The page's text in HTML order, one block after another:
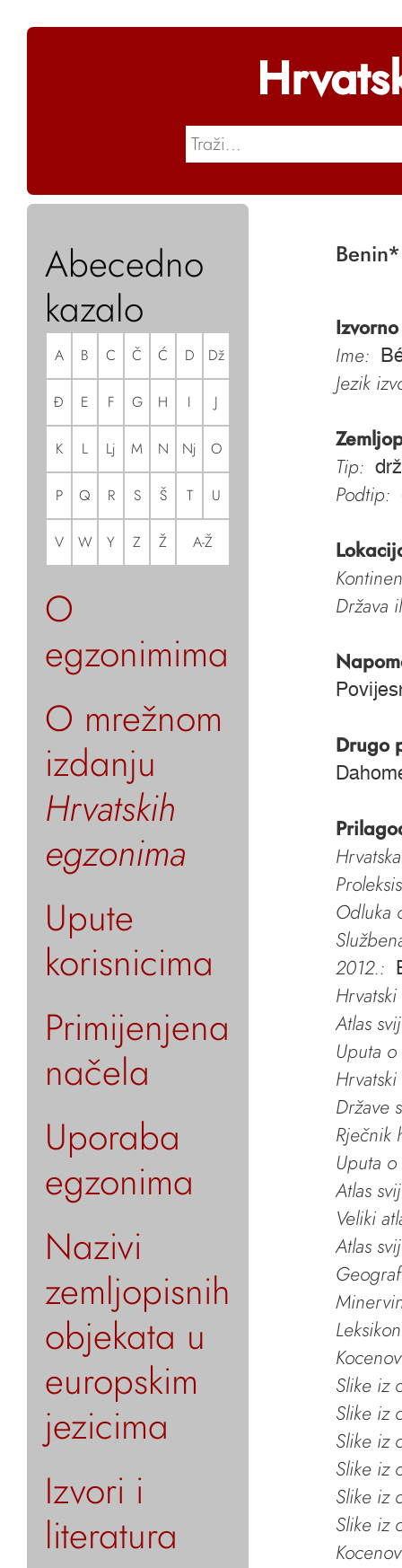
Abecedno
kazalo
A B C Č Ć D Dž
Đ E F G H I J
K L Lj M N Nj O
P Q R S Š T U
V W Y Z Ž A-Ž
O
egzonimima
O mrežnom
izdanju
Hrvatskih
egzonima
Upute
korisnicima
Primijenjena
načela
Uporaba
egzonima
Nazivi
zemljopisnih
objekata u
europskim
jezicima
Izvori i
literatura
Benin*
Ime:
Jezik
Tip:
Podtip:
Država
Drugo
Odluka
2012.:
Atlas
Uputa
Države
Rječnik
Uputa
Atlas
Veliki
Atlas
Slike iz
Slike iz
Slike iz
Slike iz
Slike iz
Slike iz